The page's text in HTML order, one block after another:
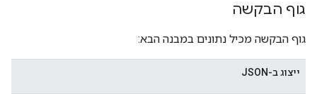
גוף הבקשה
גוף הבקשה מכיל נתונים במבנה הבא:
ייצוג ב-JSON